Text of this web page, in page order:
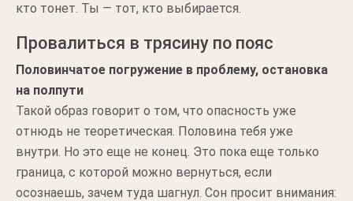
кто тонет. Ты — тот, кто выбирается.
Провалиться в трясину по пояс
Половинчатое погружение в проблему, остановка
на полпути
Такой образ говорит о том, что опасность уже
отнюдь не теоретическая. Половина тебя уже
внутри. Но это еще не конец. Это пока еще только
граница, с которой можно вернуться, если
осознаешь, зачем туда шагнул. Сон просит внимания: